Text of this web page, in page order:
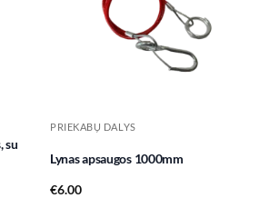
su
PRIEKABŲ DALYS
Lynas apsaugos 1000mm
€6.00